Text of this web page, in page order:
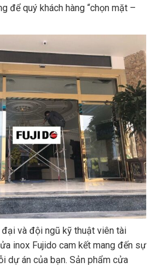
để quý khách hàng “chọn mặt –
và đội ngũ kỹ thuật viên tài
inox Fujido cam kết mang đến sự
dự án của bạn. Sản phẩm cửa